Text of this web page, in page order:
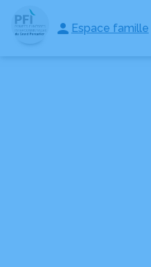
Espace famille
NOS SERVICES